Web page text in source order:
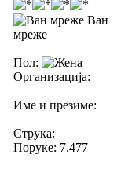
Ван
мреже
Пол:
Организација:
Име и презиме:
Струка:
Поруке: 7.477